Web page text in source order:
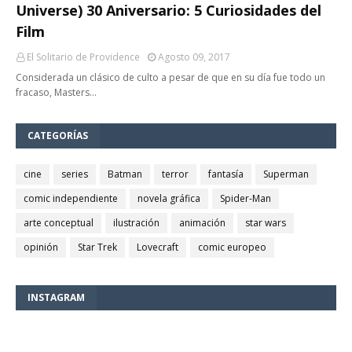
Universe) 30 Aniversario: 5 Curiosidades del
Film
El Solitario de Providence
Agosto 09, 2017
Considerada un clásico de culto a pesar de que en su día fue todo un
fracaso, Masters…
CATEGORÍAS
cine series Batman terror fantasía
Superman
comic independiente
novela gráfica
Spider-Man
arte conceptual
ilustración animación
star wars
opinión
Star Trek Lovecraft comic europeo
INSTAGRAM